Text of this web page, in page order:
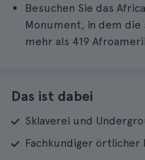
Besuchen Sie das
Monument, in dem
mehr als 419
Das ist dabei
Sklaverei und
Fachkundiger örtlicher